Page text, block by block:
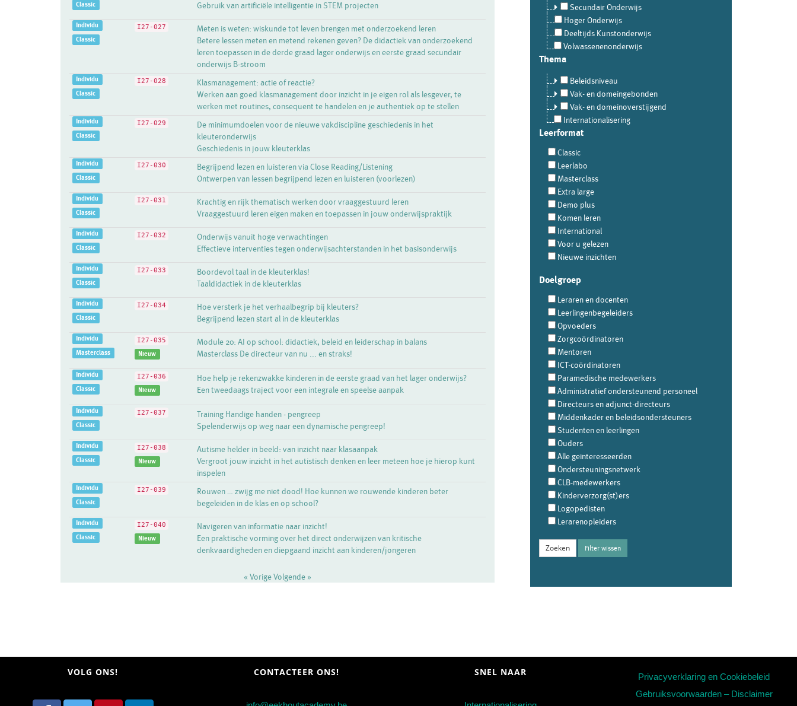
Classic
Gebruik van artificiële intelligentie in STEM projecten
Individu
Classic
I27-027
Meten is weten: wiskunde tot leven brengen met onderzoekend leren
Betere lessen meten en metend rekenen geven? De didactiek van onderzoekend
leren toepassen in de derde graad lager onderwijs en eerste graad secundair
onderwijs B-stroom
Individu
Classic
I27-028
Klasmanagement: actie of reactie?
Werken aan goed klasmanagement door inzicht in je eigen rol als lesgever, te
werken met routines, consequent te handelen en je authentiek op te stellen
Individu
Classic
I27-029
De minimumdoelen voor de nieuwe vakdiscipline geschiedenis in het
kleuteronderwijs
Geschiedenis in jouw kleuterklas
Individu
Classic
I27-030
Begrijpend lezen en luisteren via Close Reading/Listening
Ontwerpen van lessen begrijpend lezen en luisteren (voorlezen)
Individu
Classic
I27-031
Krachtig en rijk thematisch werken door vraaggestuurd leren
Vraaggestuurd leren eigen maken en toepassen in jouw onderwijspraktijk
Individu
Classic
I27-032
Onderwijs vanuit hoge verwachtingen
Effectieve interventies tegen onderwijsachterstanden in het basisonderwijs
Individu
Classic
I27-033
Boordevol taal in de kleuterklas!
Taaldidactiek in de kleuterklas
Individu
Classic
I27-034
Hoe versterk je het verhaalbegrip bij kleuters?
Begrijpend lezen start al in de kleuterklas
Individu
Masterclass
I27-035
Nieuw
Module 20: AI op school: didactiek, beleid en leiderschap in balans
Masterclass De directeur van nu ... en straks!
Individu
Classic
I27-036
Nieuw
Hoe help je rekenzwakke kinderen in de eerste graad van het lager onderwijs?
Een tweedaags traject voor een integrale en speelse aanpak
Individu
Classic
I27-037
Training Handige handen - pengreep
Spelenderwijs op weg naar een dynamische pengreep!
Individu
Classic
I27-038
Nieuw
Autisme helder in beeld: van inzicht naar klasaanpak
Vergroot jouw inzicht in het autistisch denken en leer meteen hoe je hierop kunt
inspelen
Individu
Classic
I27-039
Rouwen … zwijg me niet dood! Hoe kunnen we rouwende kinderen beter
begeleiden in de klas en op school?
Individu
Classic
I27-040
Nieuw
Navigeren van informatie naar inzicht!
Een praktische vorming over het direct onderwijzen van kritische
denkvaardigheden en diepgaand inzicht aan kinderen/jongeren
« VorigeVolgende »
Secundair Onderwijs
Hoger Onderwijs
Deeltijds Kunstonderwijs
Volwassenenonderwijs
Thema
Beleidsniveau
Vak- en domeingebonden
Vak- en domeinoverstijgend
Internationalisering
Leerformat
Classic
Leerlabo
Masterclass
Extra large
Demo plus
Komen leren
International
Voor u gelezen
Nieuwe inzichten
Doelgroep
Leraren en docenten
Leerlingenbegeleiders
Opvoeders
Zorgcoördinatoren
Mentoren
ICT-coördinatoren
Paramedische medewerkers
Administratief ondersteunend personeel
Directeurs en adjunct-directeurs
Middenkader en beleidsondersteuners
Studenten en leerlingen
Ouders
Alle geïnteresseerden
Ondersteuningsnetwerk
CLB-medewerkers
Kinderverzorg(st)ers
Logopedisten
Lerarenopleiders
Filter wissen
VOLG ONS! CONTACTEER ONS! SNEL NAAR
Privacyverklaring en Cookiebeleid
Gebruiksvoorwaarden – Disclaimer